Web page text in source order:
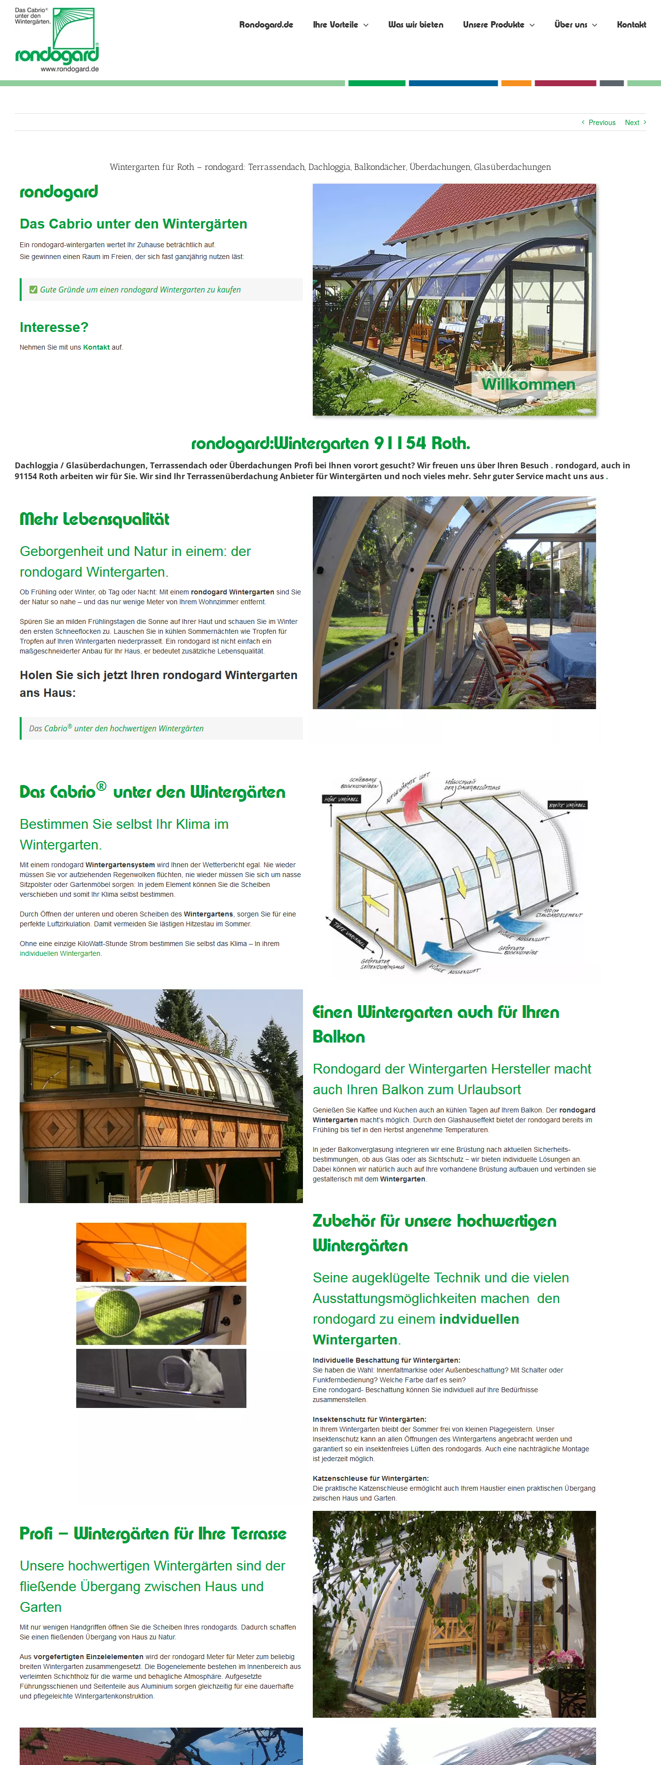
content
Rondogard.de Ihre Vorteile Was wir bieten Unsere Produkte Über uns Kontakt
Previous Next
Wintergarten für Roth – rondogard: Terrassendach, Dachloggia, Balkondächer, Überdachungen, Glasüberdachungen
rondogard:Wintergarten 91154 Roth.
Dachloggia / Glasüberdachungen, Terrassendach oder Überdachungen Profi bei Ihnen vorort gesucht? Wir freuen uns über Ihren Besuch . rondogard, auch in
91154 Roth arbeiten wir für Sie. Wir sind Ihr Terrassenüberdachung Anbieter für Wintergärten und noch vieles mehr. Sehr guter Service macht uns aus .